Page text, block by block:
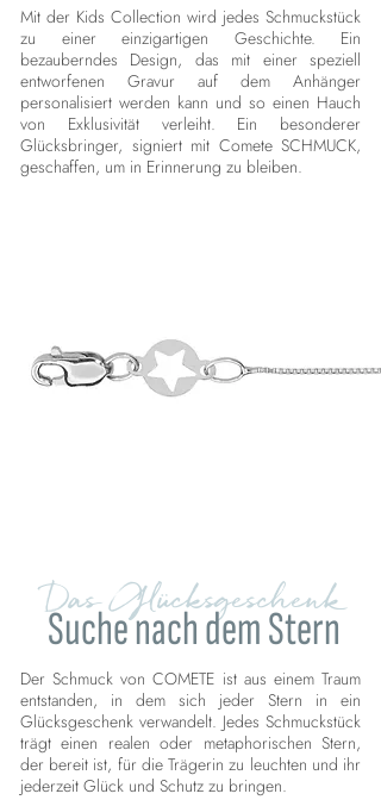
Mit der Kids Collection wird jedes Schmuckstück
zu einer einzigartigen Geschichte. Ein
bezauberndes Design, das mit einer speziell
entworfenen Gravur auf dem Anhänger
personalisiert werden kann und so einen Hauch
von Exklusivität verleiht. Ein besonderer
Glücksbringer, signiert mit Comete SCHMUCK,
geschaffen, um in Erinnerung zu bleiben.
Das Glücksgeschenk
Suche nach dem Stern
Der Schmuck von COMETE ist aus einem Traum
entstanden, in dem sich jeder Stern in ein
Glücksgeschenk verwandelt. Jedes Schmuckstück
trägt einen realen oder metaphorischen Stern,
der bereit ist, für die Trägerin zu leuchten und ihr
jederzeit Glück und Schutz zu bringen.